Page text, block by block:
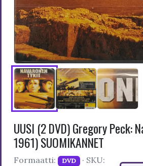
UUSI (2 DVD) Gregory Peck:
1961) SUOMIKANNET
Formaatti: DVD · SKU: